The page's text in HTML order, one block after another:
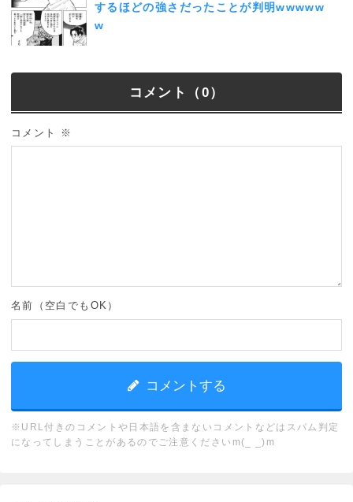
するほどの強さだったことが判明wwwww
w
コメント（0）
コメント ※
名前（空白でもOK）
※URL付きのコメントや日本語を含まないコメントなどはスパム判定
になってしまうことがあるのでご注意くださいm(_ _)m